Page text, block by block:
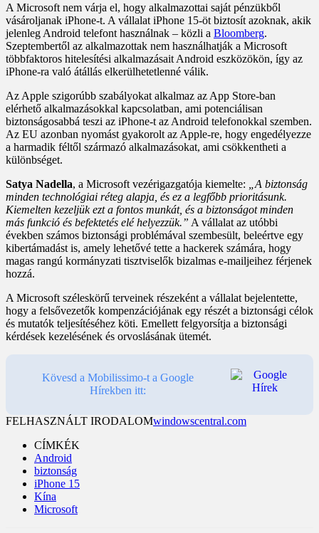
A Microsoft nem várja el, hogy alkalmazottai saját pénzükből
vásároljanak iPhone-t. A vállalat iPhone 15-öt biztosít azoknak, akik
jelenleg Android telefont használnak – közli a Bloomberg.
Szeptembertől az alkalmazottak nem használhatják a Microsoft
többfaktoros hitelesítési alkalmazásait Android eszközökön, így az
iPhone-ra való átállás elkerülhetetlenné válik.
Az Apple szigorúbb szabályokat alkalmaz az App Store-ban
elérhető alkalmazásokkal kapcsolatban, ami potenciálisan
biztonságosabbá teszi az iPhone-t az Android telefonokkal szemben.
Az EU azonban nyomást gyakorolt az Apple-re, hogy engedélyezze
a harmadik féltől származó alkalmazásokat, ami csökkentheti a
különbséget.
Satya Nadella, a Microsoft vezérigazgatója kiemelte:
„A biztonság
minden technológiai réteg alapja, és ez a legfőbb prioritásunk.
Kiemelten kezeljük ezt a fontos munkát, és a biztonságot minden
más funkció és befektetés elé helyezzük.” A vállalat az utóbbi
években számos biztonsági problémával szembesült, beleértve egy
kibertámadást is, amely lehetővé tette a hackerek számára, hogy
magas rangú kormányzati tisztviselők bizalmas e-mailjeihez férjenek
hozzá.
A Microsoft széleskörű terveinek részeként a vállalat bejelentette,
hogy a felsővezetők kompenzációjának egy részét a biztonsági célok
és mutatók teljesítéséhez köti. Emellett felgyorsítja a biztonsági
kérdések kezelésének és orvoslásának ütemét.
Kövesd a Mobilissimo-t a Google
Hírekben itt:
FELHASZNÁLT IRODALOMwindowscentral.com
CÍMKÉK
Android
biztonság
iPhone 15
Kína
Microsoft